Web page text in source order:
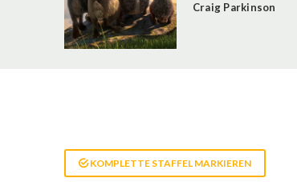
Craig Parkinson
KOMPLETTE STAFFEL MARKIEREN